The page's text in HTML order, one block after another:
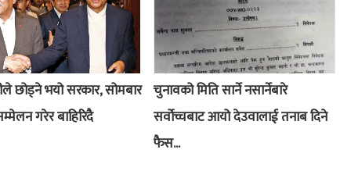
छोड्ने भयो सरकार, सोमबार
गरेर बाहिरिदै
चुनावको मिति सार्ने नसार्नेबारे
सर्वोच्चबाट आयो देउवालाई तनाब दिने
फैस...